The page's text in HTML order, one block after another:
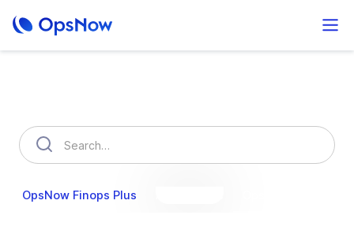
OpsNow Finops Plus